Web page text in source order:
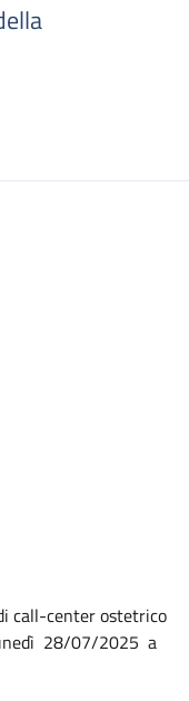
call-center ostetrico
28/07/2025 a